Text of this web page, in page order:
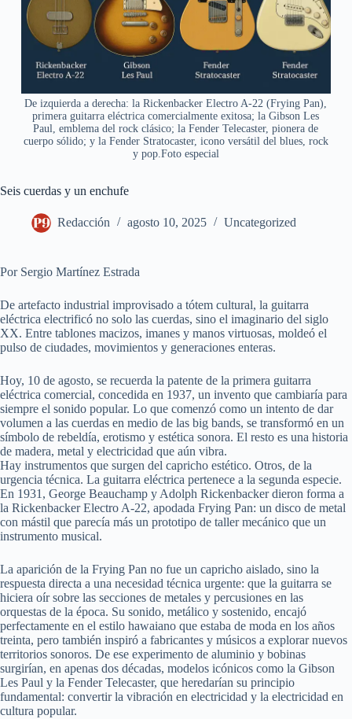
De izquierda a derecha: la Rickenbacker Electro A-22 (Frying Pan),
primera guitarra eléctrica comercialmente exitosa; la Gibson Les
Paul, emblema del rock clásico; la Fender Telecaster, pionera de
cuerpo sólido; y la Fender Stratocaster, icono versátil del blues, rock
y pop.Foto especial
Seis cuerdas y un enchufe
Redacción agosto 10, 2025 Uncategorized
Por Sergio Martínez Estrada
De artefacto industrial improvisado a tótem cultural, la guitarra
eléctrica electrificó no solo las cuerdas, sino el imaginario del siglo
XX. Entre tablones macizos, imanes y manos virtuosas, moldeó el
pulso de ciudades, movimientos y generaciones enteras.
Hoy, 10 de agosto, se recuerda la patente de la primera guitarra
eléctrica comercial, concedida en 1937, un invento que cambiaría para
siempre el sonido popular. Lo que comenzó como un intento de dar
volumen a las cuerdas en medio de las big bands, se transformó en un
símbolo de rebeldía, erotismo y estética sonora. El resto es una historia
de madera, metal y electricidad que aún vibra.
Hay instrumentos que surgen del capricho estético. Otros, de la
urgencia técnica. La guitarra eléctrica pertenece a la segunda especie.
En 1931, George Beauchamp y Adolph Rickenbacker dieron forma a
la Rickenbacker Electro A-22, apodada Frying Pan: un disco de metal
con mástil que parecía más un prototipo de taller mecánico que un
instrumento musical.
La aparición de la Frying Pan no fue un capricho aislado, sino la
respuesta directa a una necesidad técnica urgente: que la guitarra se
hiciera oír sobre las secciones de metales y percusiones en las
orquestas de la época. Su sonido, metálico y sostenido, encajó
perfectamente en el estilo hawaiano que estaba de moda en los años
treinta, pero también inspiró a fabricantes y músicos a explorar nuevos
territorios sonoros. De ese experimento de aluminio y bobinas
surgirían, en apenas dos décadas, modelos icónicos como la Gibson
Les Paul y la Fender Telecaster, que heredarían su principio
fundamental: convertir la vibración en electricidad y la electricidad en
cultura popular.